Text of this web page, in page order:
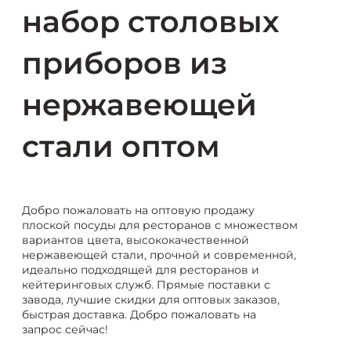
набор столовых
приборов из
нержавеющей
стали оптом
Добро пожаловать на оптовую продажу
плоской посуды для ресторанов с множеством
вариантов цвета, высококачественной
нержавеющей стали, прочной и современной,
идеально подходящей для ресторанов и
кейтеринговых служб. Прямые поставки с
завода, лучшие скидки для оптовых заказов,
быстрая доставка. Добро пожаловать на
запрос сейчас!